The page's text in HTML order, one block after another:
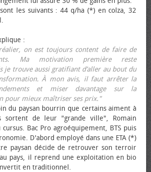
les suivants : 44 q/ha (*) en colza, 32
:
on est toujours content de faire de
Ma motivation première reste
je trouve aussi gratifiant d’aller au bout du
À mon avis, il faut arrêter la
et miser davantage sur la
pour mieux maîtriser ses prix."
du paysan bourrin que certains aiment à
sortent de leur "grande ville", Romain
Bac Pro agroéquipement, BTS puis
D'abord employé dans une ETA (*)
paysan décide de retrouver son terroir
pays, il reprend une exploitation en bio
en traditionnel.